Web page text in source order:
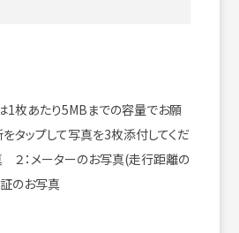
1枚あたり5MBまでの容量でお願
タップして写真を3枚添付してくだ
２：メーターのお写真(走行距離の
のお写真